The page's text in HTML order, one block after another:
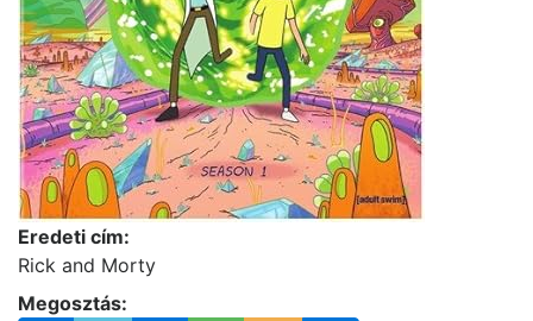
Eredeti cím:
Rick and Morty
Megosztás: